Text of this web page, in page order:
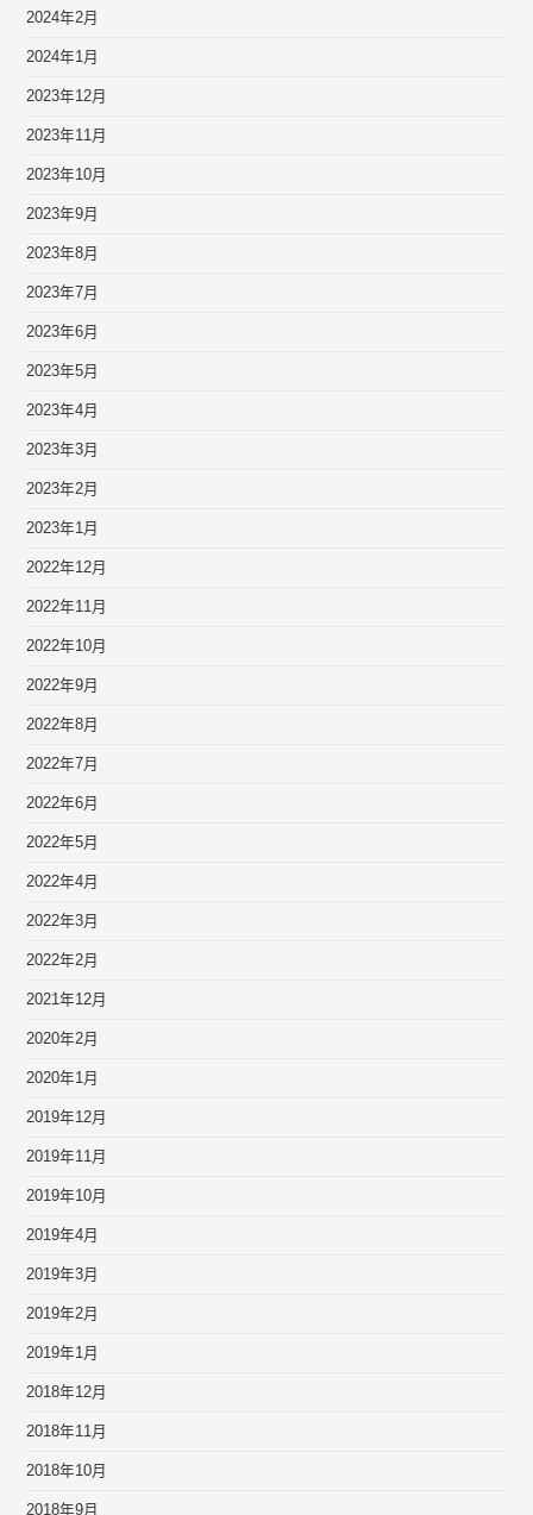
2024年2月
2024年1月
2023年12月
2023年11月
2023年10月
2023年9月
2023年8月
2023年7月
2023年6月
2023年5月
2023年4月
2023年3月
2023年2月
2023年1月
2022年12月
2022年11月
2022年10月
2022年9月
2022年8月
2022年7月
2022年6月
2022年5月
2022年4月
2022年3月
2022年2月
2021年12月
2020年2月
2020年1月
2019年12月
2019年11月
2019年10月
2019年4月
2019年3月
2019年2月
2019年1月
2018年12月
2018年11月
2018年10月
2018年9月